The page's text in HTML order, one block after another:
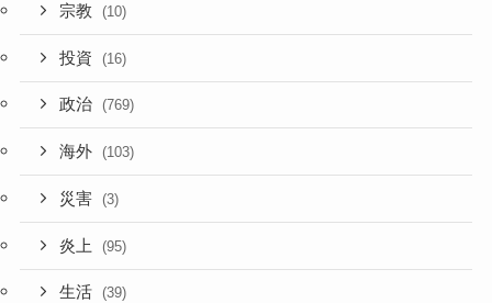
宗教 (10)
投資 (16)
政治 (769)
海外 (103)
災害 (3)
炎上 (95)
生活 (39)